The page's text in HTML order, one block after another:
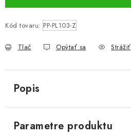
Kód tovaru: PP-PL103-Z
Tlač Opýtať sa Strážiť
Popis
Parametre produktu